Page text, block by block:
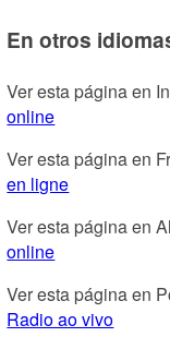
En otros
Ver esta página en
online
Ver esta página en
en ligne
Ver esta página en
online
Ver esta página en
Radio ao vivo